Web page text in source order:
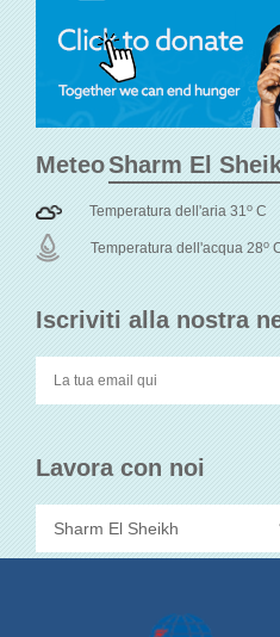
Iscriviti alla nostra
Lavora con noi
Meteo
Temperatura dell'aria 31o C
Temperatura dell'acqua 28o